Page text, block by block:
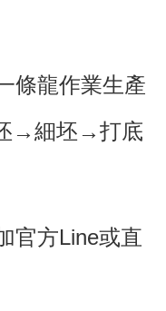
條龍作業生產
→細坯→打底
官方Line或直